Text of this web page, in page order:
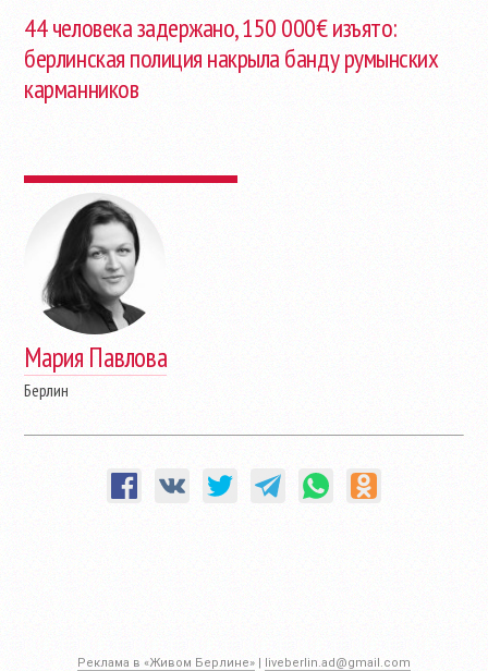
44 человека задержано, 150 000€ изъято:
берлинская полиция накрыла банду румынских
карманников
Мария Павлова
Берлин
Реклама в «Живом Берлине» | liveberlin.ad@gmail.com